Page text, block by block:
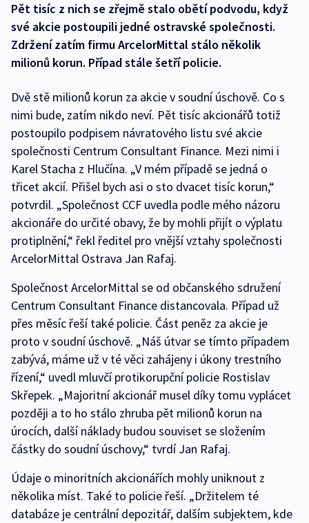
Pět tisíc z nich se zřejmě stalo obětí podvodu, když
své akcie postoupili jedné ostravské společnosti.
Zdržení zatím firmu ArcelorMittal stálo několik
milionů korun. Případ stále šetří policie.
Dvě stě milionů korun za akcie v soudní úschově. Co s
nimi bude, zatím nikdo neví. Pět tisíc akcionářů totiž
postoupilo podpisem návratového listu své akcie
společnosti Centrum Consultant Finance. Mezi nimi i
Karel Stacha z Hlučína. „V mém případě se jedná o
třicet akcií. Přišel bych asi o sto dvacet tisíc korun,“
potvrdil. „Společnost CCF uvedla podle mého názoru
akcionáře do určité obavy, že by mohli přijít o výplatu
protiplnění,“ řekl ředitel pro vnější vztahy společnosti
ArcelorMittal Ostrava Jan Rafaj.
Společnost ArcelorMittal se od občanského sdružení
Centrum Consultant Finance distancovala. Případ už
přes měsíc řeší také policie. Část peněz za akcie je
proto v soudní úschově. „Náš útvar se tímto případem
zabývá, máme už v té věci zahájeny i úkony trestního
řízení,“ uvedl mluvčí protikorupční policie Rostislav
Skřepek. „Majoritní akcionář musel díky tomu vyplácet
později a to ho stálo zhruba pět milionů korun na
úrocích, další náklady budou souviset se složením
částky do soudní úschovy,“ tvrdí Jan Rafaj.
Údaje o minoritních akcionářích mohly uniknout z
několika míst. Také to policie řeší. „Držitelem té
databáze je centrální depozitář, dalším subjektem, kde